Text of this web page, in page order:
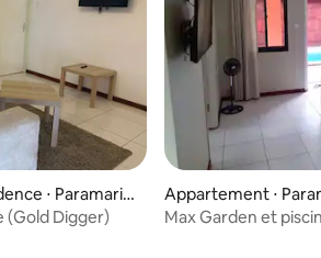
⋅ Paramarib
(Gold Digger)
Appartement ⋅
Max Garden et